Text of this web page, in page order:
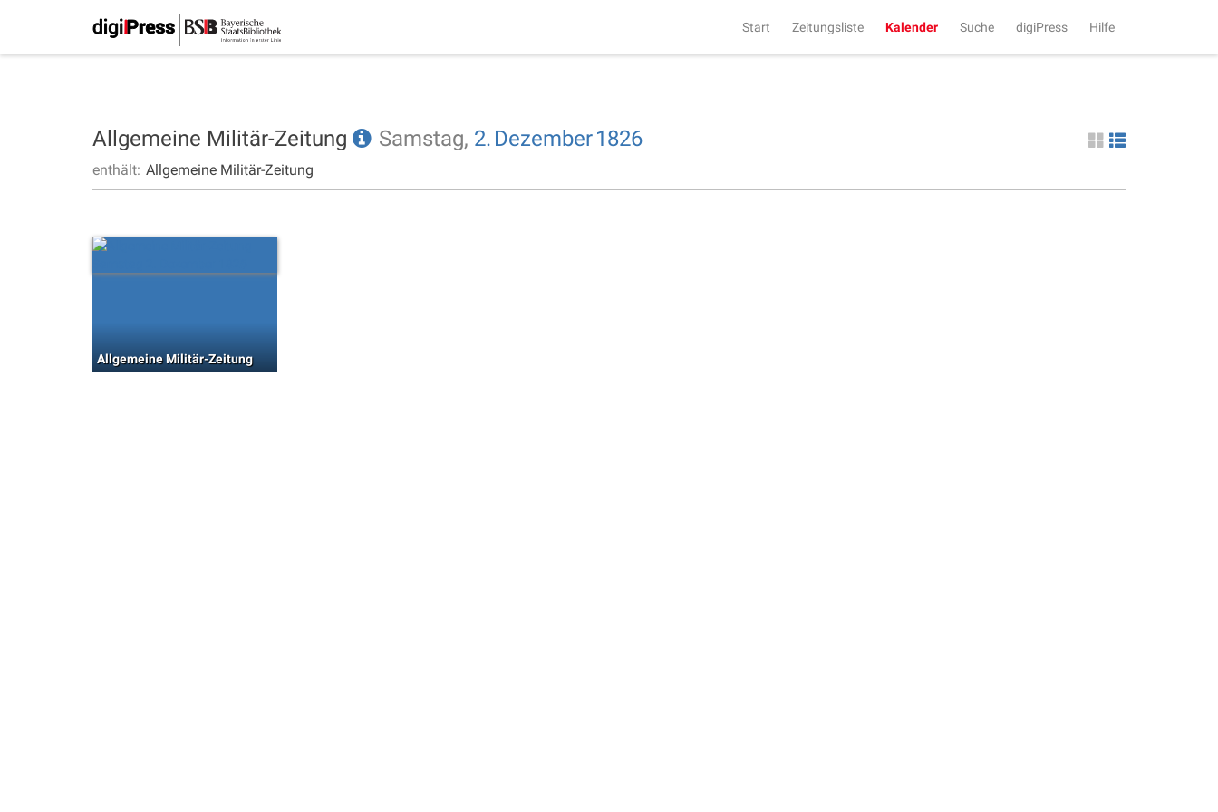
Start Zeitungsliste Kalender Suche digiPress Hilfe
Allgemeine Militär-Zeitung Samstag, 2. Dezember1826
enthält: Allgemeine Militär-Zeitung
Allgemeine Militär-Zeitung